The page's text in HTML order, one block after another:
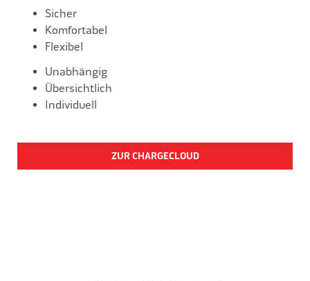
Sicher
Komfortabel
Flexibel
Unabhängig
Übersichtlich
Individuell
ZUR CHARGECLOUD